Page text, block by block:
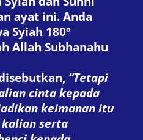
ayat ini. Anda
Syiah 180º
Allah Subhanahu
“Tetapi
cinta kepada
keimanan itu
serta